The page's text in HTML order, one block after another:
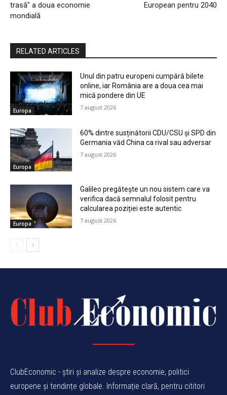
trasă" a doua economie
mondială
European pentru 2040
RELATED ARTICLES
Europa
Unul din patru europeni cumpără bilete
online, iar România are a doua cea mai
mică pondere din UE
7 august 2026
Europa
60% dintre susținătorii CDU/CSU și SPD din
Germania văd China ca rival sau adversar
7 august 2026
Europa
Galileo pregătește un nou sistem care va
verifica dacă semnalul folosit pentru
calcularea poziției este autentic
7 august 2026
ClubEconomic - știri și analize despre economie, politici
europene și tendințe globale. Informație clară, pentru cititori